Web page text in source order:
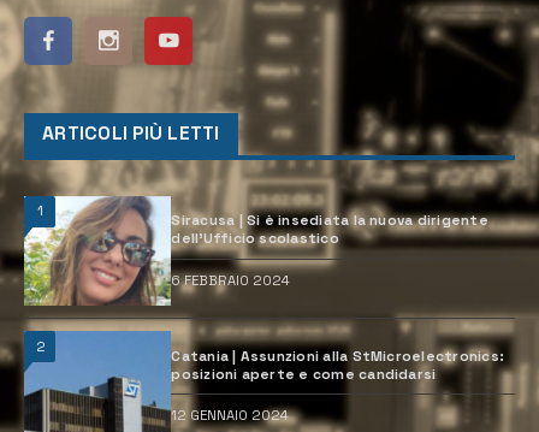
ARTICOLI PIÙ LETTI
1
Siracusa | Si è insediata la nuova dirigente
dell’Ufficio scolastico
6 FEBBRAIO 2024
2
Catania | Assunzioni alla StMicroelectronics:
posizioni aperte e come candidarsi
12 GENNAIO 2024